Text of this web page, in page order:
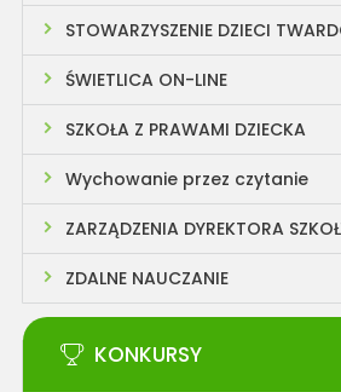
STOWARZYSZENIE DZIECI
ŚWIETLICA ON-LINE
SZKOŁA Z PRAWAMI DZIECKA
Wychowanie przez czytanie
ZARZĄDZENIA DYREKTORA
ZDALNE NAUCZANIE
KONKURSY